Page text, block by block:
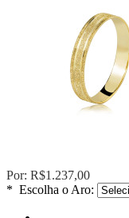
Por: R$1.237,00
* Escolha o Aro: